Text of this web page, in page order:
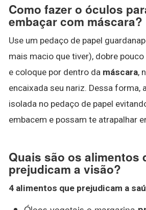
Como fazer o óculos
embaçar com máscara?
Use um pedaço de papel
mais macio que tiver), dobre
e coloque por dentro da máscara,
encaixada seu nariz. Dessa forma,
isolada no pedaço de papel
embacem e possam te atrapalhar
Quais são os alimentos
prejudicam a visão?
4 alimentos que prejudicam a